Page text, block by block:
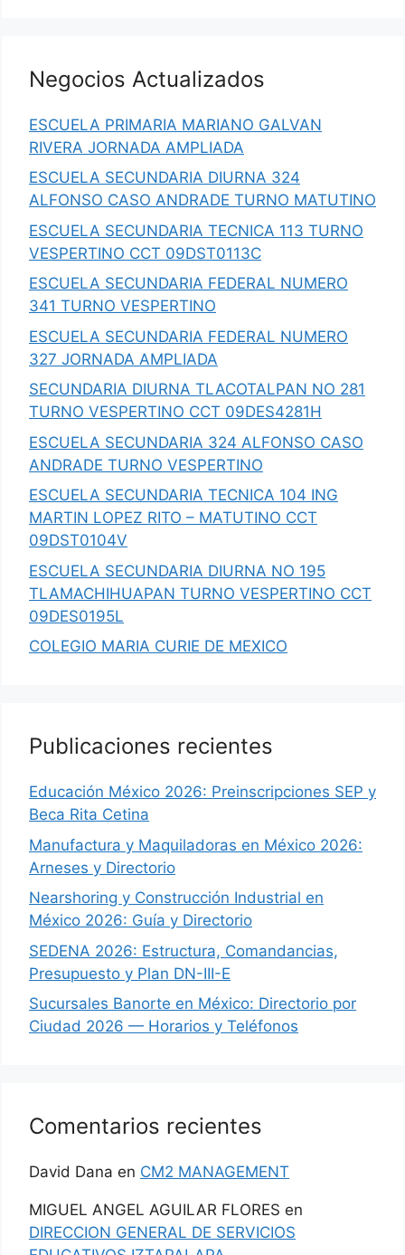
Negocios Actualizados
ESCUELA PRIMARIA MARIANO GALVAN
RIVERA JORNADA AMPLIADA
ESCUELA SECUNDARIA DIURNA 324
ALFONSO CASO ANDRADE TURNO MATUTINO
ESCUELA SECUNDARIA TECNICA 113 TURNO
VESPERTINO CCT 09DST0113C
ESCUELA SECUNDARIA FEDERAL NUMERO
341 TURNO VESPERTINO
ESCUELA SECUNDARIA FEDERAL NUMERO
327 JORNADA AMPLIADA
SECUNDARIA DIURNA TLACOTALPAN NO 281
TURNO VESPERTINO CCT 09DES4281H
ESCUELA SECUNDARIA 324 ALFONSO CASO
ANDRADE TURNO VESPERTINO
ESCUELA SECUNDARIA TECNICA 104 ING
MARTIN LOPEZ RITO – MATUTINO CCT
09DST0104V
ESCUELA SECUNDARIA DIURNA NO 195
TLAMACHIHUAPAN TURNO VESPERTINO CCT
09DES0195L
COLEGIO MARIA CURIE DE MEXICO
Publicaciones recientes
Educación México 2026: Preinscripciones SEP y
Beca Rita Cetina
Manufactura y Maquiladoras en México 2026:
Arneses y Directorio
Nearshoring y Construcción Industrial en
México 2026: Guía y Directorio
SEDENA 2026: Estructura, Comandancias,
Presupuesto y Plan DN-III-E
Sucursales Banorte en México: Directorio por
Ciudad 2026 — Horarios y Teléfonos
Comentarios recientes
David Dana en CM2 MANAGEMENT
MIGUEL ANGEL AGUILAR FLORES en
DIRECCION GENERAL DE SERVICIOS